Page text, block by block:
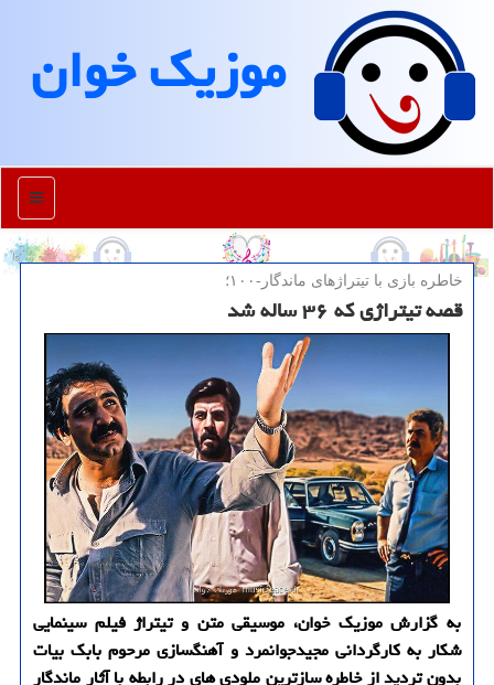
موزیك خوان
منو
خاطره بازی با تیتراژهای ماندگار-۱۰۰؛
قصه تیتراژی که ۳۶ ساله شد
به گزارش موزیک خوان، موسیقی متن و تیتراژ فیلم سینمایی
شکار به کارگردانی مجیدجوانمرد و آهنگسازی مرحوم بابک بیات
بدون تردید از خاطره سازترین ملودی های در رابطه با آثار ماندگار